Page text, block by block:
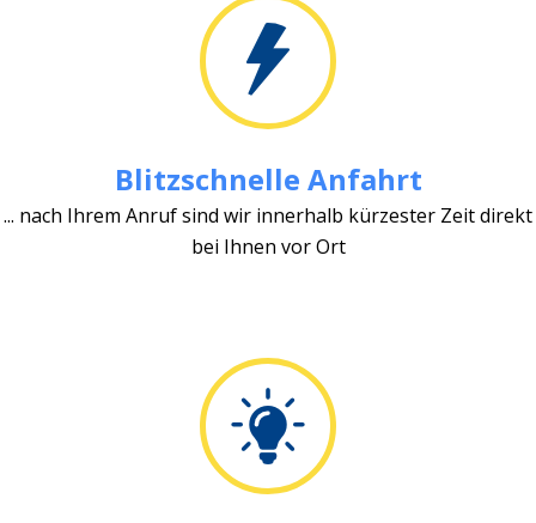
Blitzschnelle Anfahrt
... nach Ihrem Anruf sind wir innerhalb kürzester Zeit direkt
bei Ihnen vor Ort